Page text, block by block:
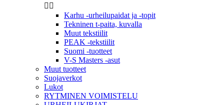
 
Karhu -urheilupaidat ja -topit
Tekninen t-paita, kuvalla
Muut tekstiilit
PEAK -tekstiilit
Suomi -tuotteet
V-S Masters -asut
Muut tuotteet
Suojaverkot
Lukot
RYTMINEN VOIMISTELU